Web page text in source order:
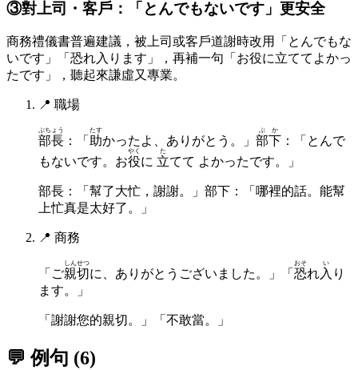
③對上司・客戶：「とんでもないです」更安全
商務禮儀書普遍建議，被上司或客戶道謝時改用「とんでもな
いです」「恐れ入ります」，再補一句「お役に立ててよかっ
たです」，聽起來謙虛又專業。
📍 職場
部長
ぶちょう
：「 助
たす
かったよ、ありがとう。」 部下
ぶか
：「とんで
もないです。お役
やく
に 立
た
てて よかったです。」
部長：「幫了大忙，謝謝。」部下：「哪裡的話。能幫
上忙真是太好了。」
📍 商務
「ご親切
しんせつ
に、ありがとうございました。」「 恐
おそ
れ入
い
り
ます。」
「謝謝您的親切。」「不敢當。」
💬 例句 (6)